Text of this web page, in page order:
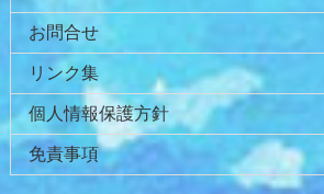
お問合せ
リンク集
個人情報保護方針
免責事項